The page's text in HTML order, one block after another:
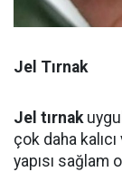
Jel Tırnak
Jel tırnak
çok daha
yapısı sağlam